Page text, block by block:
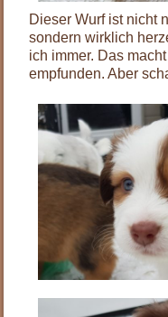
Dieser Wurf ist nicht
sondern wirklich
ich immer. Das
empfunden. Aber